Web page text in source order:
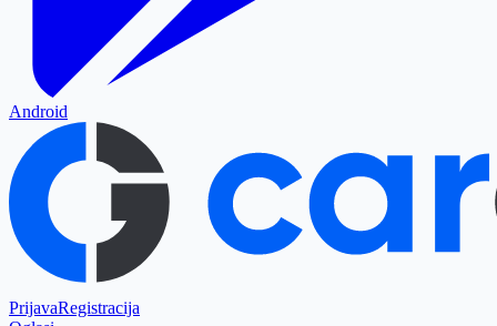
Android
PrijavaRegistracija